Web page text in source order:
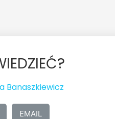
Banaszkiewicz
EMAIL